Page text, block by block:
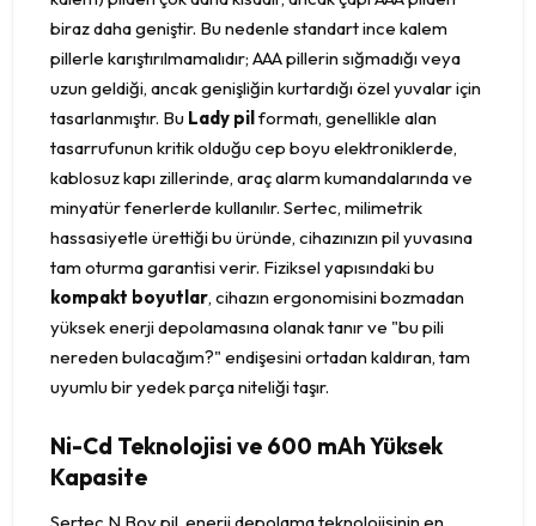
biraz daha geniştir. Bu nedenle standart ince kalem
pillerle karıştırılmamalıdır; AAA pillerin sığmadığı veya
uzun geldiği, ancak genişliğin kurtardığı özel yuvalar için
tasarlanmıştır. Bu Lady pil formatı, genellikle alan
tasarrufunun kritik olduğu cep boyu elektroniklerde,
kablosuz kapı zillerinde, araç alarm kumandalarında ve
minyatür fenerlerde kullanılır. Sertec, milimetrik
hassasiyetle ürettiği bu üründe, cihazınızın pil yuvasına
tam oturma garantisi verir. Fiziksel yapısındaki bu
kompakt boyutlar, cihazın ergonomisini bozmadan
yüksek enerji depolamasına olanak tanır ve "bu pili
nereden bulacağım?" endişesini ortadan kaldıran, tam
uyumlu bir yedek parça niteliği taşır.
Ni-Cd Teknolojisi ve 600 mAh Yüksek
Kapasite